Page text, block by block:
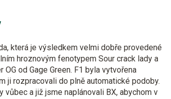
která je výsledkem velmi dobře provedené
hroznovým fenotypem Sour crack lady a
od Gage Green. F1 byla vytvořena
ji rozpracovali do plně automatické podoby.
a již jsme naplánovali BX, abychom v